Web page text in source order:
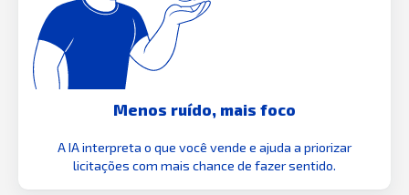
Menos ruído, mais foco
A IA interpreta o que você vende e ajuda a priorizar
licitações com mais chance de fazer sentido.